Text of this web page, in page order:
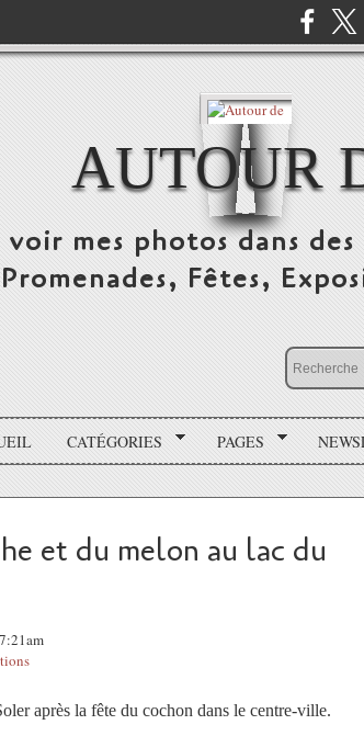
AUTOUR
voir mes photos dans
Promenades, Fêtes,
CATÉGORIES PAGES
et du melon au lac du
après la fête du cochon dans le centre-ville.